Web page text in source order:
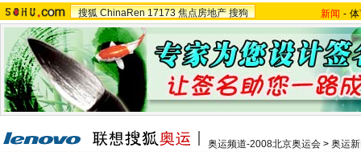
搜狐 ChinaRen 17173 焦点房地产 搜狗 新闻 -
奥运频道-2008北京奥运会 > 奥运